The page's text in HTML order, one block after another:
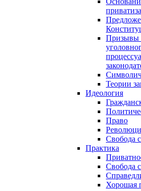
Призывы
Теории
Идеология
Право
Свобода
Практика
Свобода
Хорошая